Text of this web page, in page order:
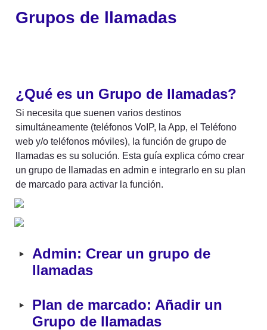
Grupos de llamadas
¿Qué es un Grupo de llamadas?
Si necesita que suenen varios destinos
simultáneamente (teléfonos VoIP, la App, el Teléfono
web y/o teléfonos móviles), la función de grupo de
llamadas es su solución. Esta guía explica cómo crear
un grupo de llamadas en admin e integrarlo en su plan
de marcado para activar la función.
‣ Admin: Crear un grupo de
llamadas
‣ Plan de marcado: Añadir un
Grupo de llamadas